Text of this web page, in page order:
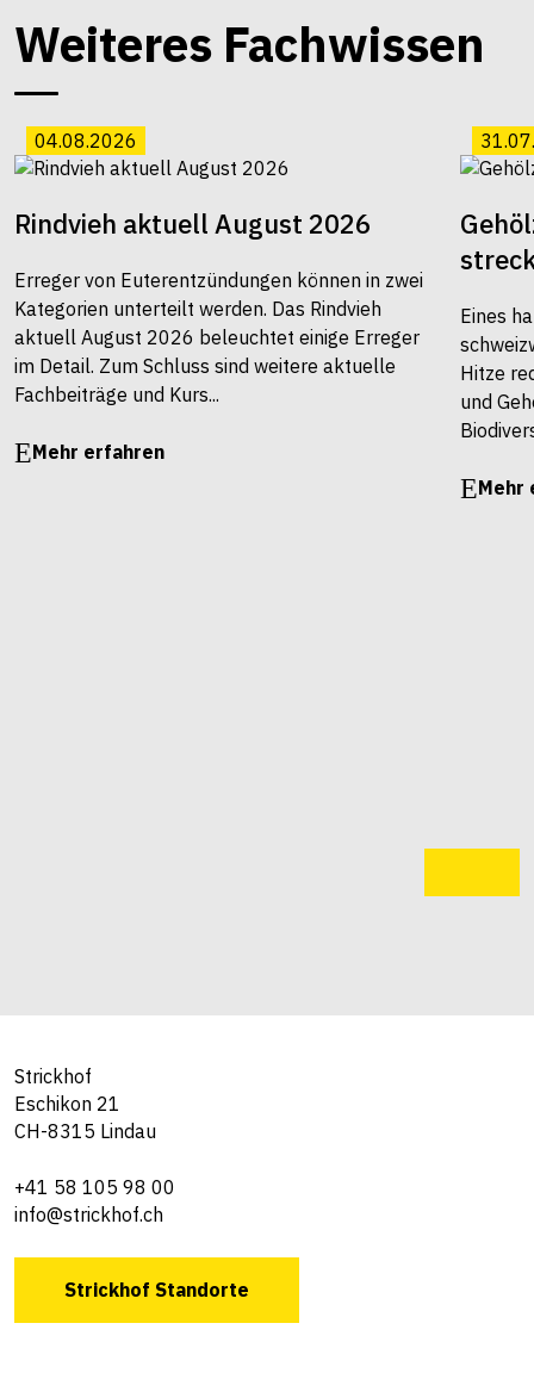
Weiteres Fachwissen
04.08.2026
Rindvieh aktuell August 2026
Erreger von Euterentzündungen können in zwei
Kategorien unterteilt werden. Das Rindvieh
aktuell August 2026 beleuchtet einige Erreger
im Detail. Zum Schluss sind weitere aktuelle
Fachbeiträge und Kurs...
Mehr erfahren
Eines
Hitze
und
Mehr
Strickhof
Eschikon 21
CH-8315 Lindau
+41 58 105 98 00
info@strickhof.ch
Strickhof Standorte